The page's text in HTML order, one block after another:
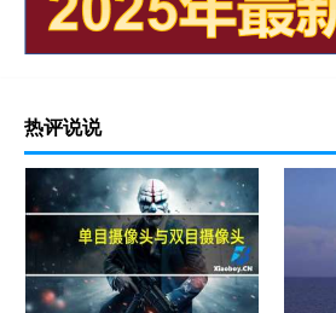
热评说说